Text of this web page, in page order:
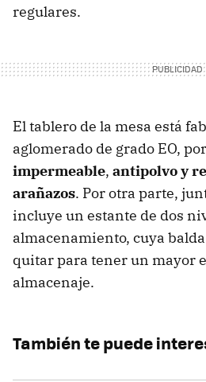
regulares.
El tablero de la mesa está
aglomerado de grado EO,
impermeable, antipolvo y
arañazos. Por otra parte,
incluye un estante de dos
almacenamiento, cuya
quitar para tener un mayor
almacenaje.
También te puede